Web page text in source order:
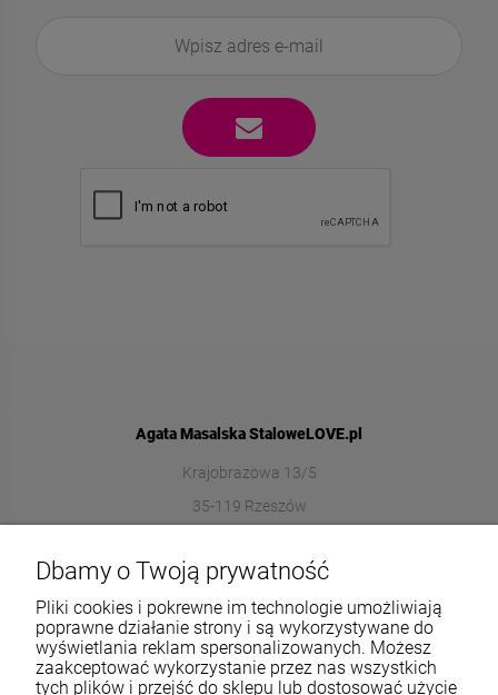
Agata Masalska StaloweLOVE.pl
Krajobrazowa 13/5
35-119 Rzeszów
572989669
Informacje
Dbamy o Twoją prywatność
Pliki cookies i pokrewne im technologie umożliwiają
poprawne działanie strony i są wykorzystywane do
wyświetlania reklam spersonalizowanych. Możesz
zaakceptować wykorzystanie przez nas wszystkich
tych plików i przejść do sklepu lub dostosować użycie